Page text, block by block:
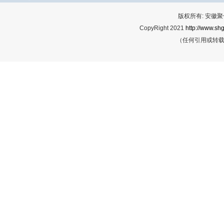
版权所有: 安徽
CopyRight 2021 http://
（任何引用或转